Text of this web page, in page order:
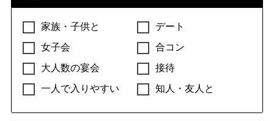
家族・子供と
デート
女子会
合コン
大人数の宴会
接待
一人で入りやすい
知人・友人と